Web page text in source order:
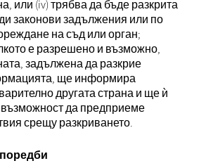
или (iv) трябва да бъде разкрита
законови задължения или по
на съд или орган;
е разрешено и възможно,
задължена да разкрие
ще информира
другата страна и ще ѝ
да предприеме
срещу разкриването.